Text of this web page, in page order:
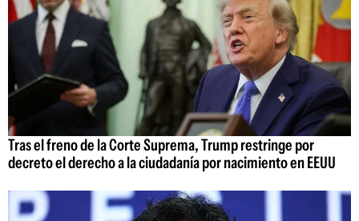
Tras el freno de la Corte Suprema, Trump restringe por
decreto el derecho a la ciudadanía por nacimiento en EEUU